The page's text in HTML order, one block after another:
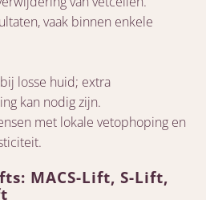
vaak binnen enkele
losse huid; extra
kan nodig zijn.
met lokale vetophoping en
MACS-Lift, S-Lift,